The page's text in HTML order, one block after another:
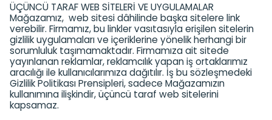
ÜÇÜNCÜ TARAF WEB SİTELERİ VE UYGULAMALAR
Mağazamız, web sitesi dâhilinde başka sitelere link
verebilir. Firmamız, bu linkler vasıtasıyla erişilen sitelerin
gizlilik uygulamaları ve içeriklerine yönelik herhangi bir
sorumluluk taşımamaktadır. Firmamıza ait sitede
yayınlanan reklamlar, reklamcılık yapan iş ortaklarımız
aracılığı ile kullanıcılarımıza dağıtılır. İş bu sözleşmedeki
Gizlilik Politikası Prensipleri, sadece Mağazamızın
kullanımına ilişkindir, üçüncü taraf web sitelerini
kapsamaz.